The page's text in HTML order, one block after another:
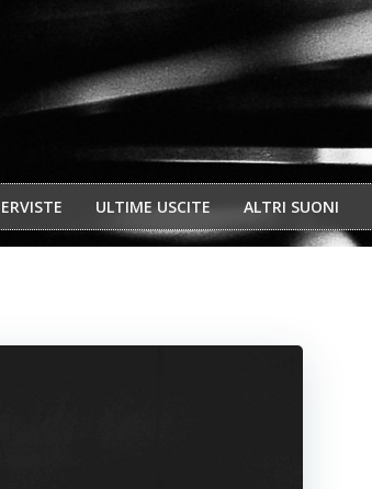
ULTIME USCITE ALTRI SUONI